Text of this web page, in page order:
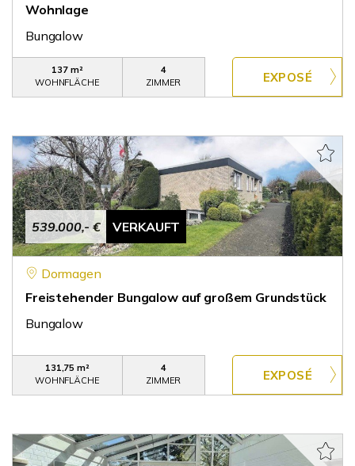
Wohnlage
Bungalow
137 m²
WOHNFLÄCHE
4
ZIMMER
539.000,- € VERKAUFT
Dormagen
Freistehender Bungalow auf großem Grundstück
Bungalow
131,75 m²
WOHNFLÄCHE
4
ZIMMER